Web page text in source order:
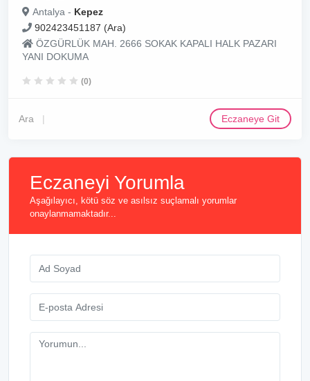
Antalya - Kepez
902423451187 (Ara)
ÖZGÜRLÜK MAH. 2666 SOKAK KAPALI HALK PAZARI
YANI DOKUMA
(0)
Ara Eczaneye Git
Eczaneyi Yorumla
Aşağılayıcı, kötü söz ve asılsız suçlamalı yorumlar
onaylanmamaktadır...